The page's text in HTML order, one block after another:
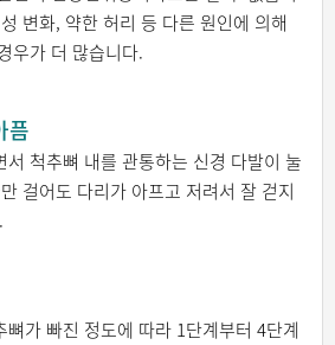
변화, 약한 허리 등 다른 원인에 의해
우가 더 많습니다.
픔
서 척추뼈 내를 관통하는 신경 다발이 눌
걸어도 다리가 아프고 저려서 잘 걷지
가 빠진 정도에 따라 1단계부터 4단계